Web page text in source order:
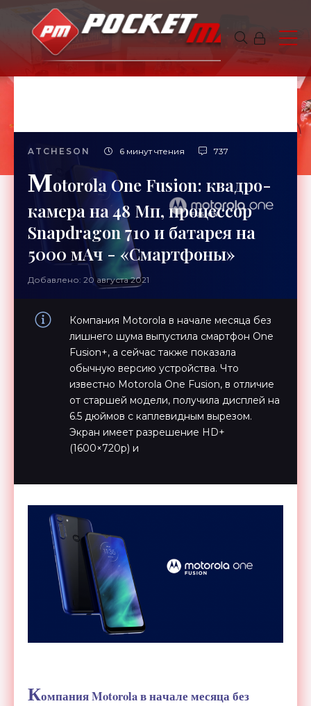
ATCHESON 6 минут чтения 737
Motorola One Fusion: квадро-
камера на 48 Мп, процессор
Snapdragon 710 и батарея на
5000 мАч - «Смартфоны»
Добавлено: 20 августа 2021
Компания Motorola в начале месяца без
лишнего шума выпустила смартфон One
Fusion+, а сейчас также показала
обычную версию устройства. Что
известно Motorola One Fusion, в отличие
от старшей модели, получила дисплей на
6.5 дюймов с каплевидным вырезом.
Экран имеет разрешение HD+
(1600×720p) и
Компания Motorola в начале месяца без